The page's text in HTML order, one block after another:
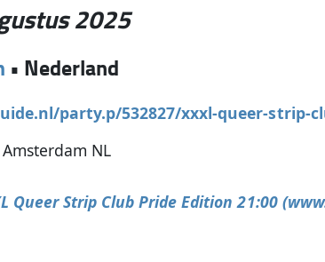
2025
• Nederland
party.p/532827/xxxl-queer-strip-
NL
Queer Strip Club Pride Edition 21:00